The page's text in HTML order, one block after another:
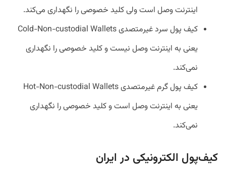
اینترنت وصل است ولی کلید خصوصی را نگهداری می‌کند.
کیف پول سرد غیرمتصدی Cold-Non-custodial Wallets
یعنی به اینترنت وصل نیست و کلید خصوصی را نگهداری
نمی‌کند.
کیف پول گرم غیرمتصدی Hot-Non-custodial Wallets
یعنی به اینترنت وصل است و کلید خصوصی را نگهداری
نمی‌کند.
کیف‌پول الکترونیکی در ایران